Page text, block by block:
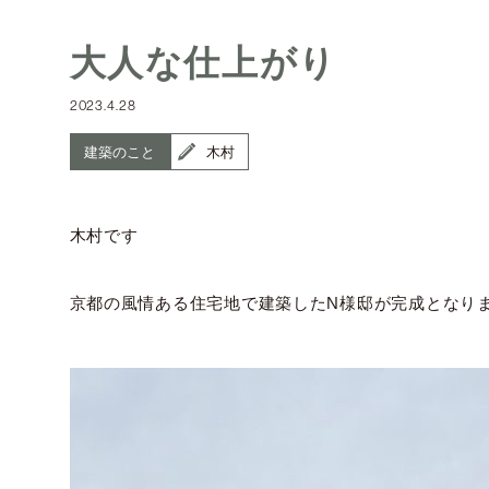
大人な仕上がり
2023.4.28
建築のこと 木村
木村です
京都の風情ある住宅地で建築したN様邸が完成となり